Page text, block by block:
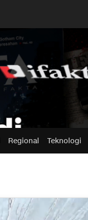
Regional Teknologi